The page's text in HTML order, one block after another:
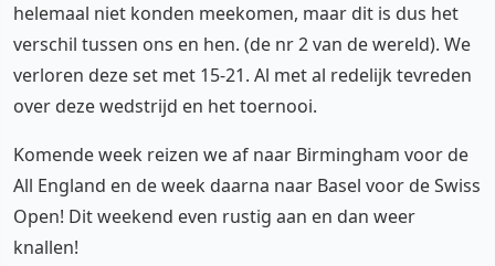
helemaal niet konden meekomen, maar dit is dus het
verschil tussen ons en hen. (de nr 2 van de wereld). We
verloren deze set met 15-21. Al met al redelijk tevreden
over deze wedstrijd en het toernooi.
Komende week reizen we af naar Birmingham voor de
All England en de week daarna naar Basel voor de Swiss
Open! Dit weekend even rustig aan en dan weer
knallen!